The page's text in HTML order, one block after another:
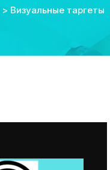
> Визуальные таргеты